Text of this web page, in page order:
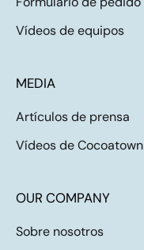
Vídeos de equipos
MEDIA
Artículos de prensa
Vídeos de Cocoatown
OUR COMPANY
Sobre nosotros